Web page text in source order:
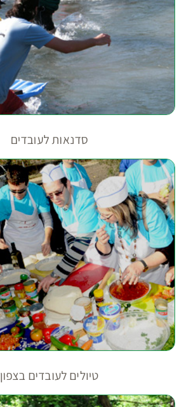
סדנאות לעובדים
טיולים לעובדים בצפון